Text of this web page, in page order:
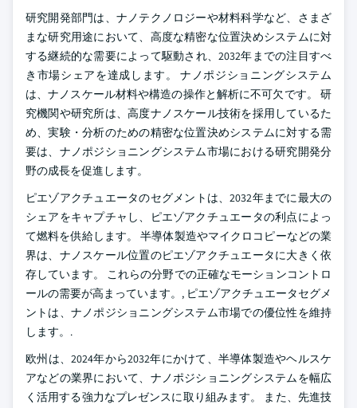
研究開発部門は、ナノテクノロジーや材料科学など、さまざ
まな研究用途において、高度な精密な位置決めシステムに対
する継続的な需要によって駆動され、2032年までの注目すべ
き市場シェアを達成します。 ナノポジショニングシステム
は、ナノスケール材料や構造の操作と解析に不可欠です。 研
究機関や研究所は、高度ナノスケール技術を採用しているた
め、実験・分析のための精密な位置決めシステムに対する需
要は、ナノポジショニングシステム市場における研究開発分
野の成長を促進します。
ピエゾアクチュエータのセグメントは、2032年までに最大の
シェアをキャプチャし、ピエゾアクチュエータの利点によっ
て燃料を供給します。 半導体製造やマイクロコピーなどの業
界は、ナノスケール位置のピエゾアクチュエータに大きく依
存しています。 これらの分野での正確なモーションコントロ
ールの需要が高まっています。, ピエゾアクチュエータセグメ
ントは、ナノポジショニングシステム市場での優位性を維持
します。.
欧州は、2024年から2032年にかけて、半導体製造やヘルスケ
アなどの業界において、ナノポジショニングシステムを幅広
く活用する強力なプレゼンスに取り組みます。 また、先進技